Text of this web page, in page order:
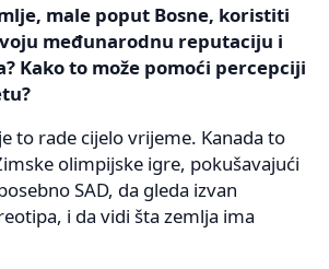
male poput Bosne, koristiti
međunarodnu reputaciju i
Kako to može pomoći percepciji
to rade cijelo vrijeme. Kanada to
olimpijske igre, pokušavajući
SAD, da gleda izvan
i da vidi šta zemlja ima